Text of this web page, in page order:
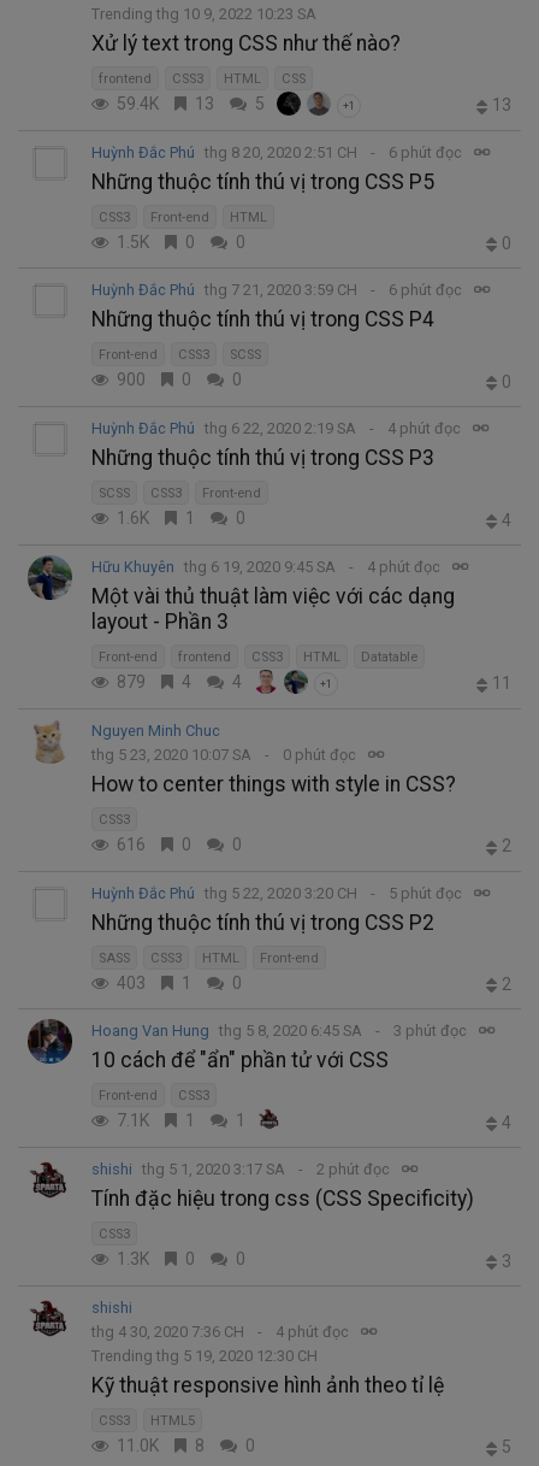
Trending thg 10 9, 2022 10:23 SA
Xử lý text trong CSS như thế nào?
frontend CSS3 HTML CSS
59.4K 13 5 +1 13
Huỳnh Đắc Phú thg 8 20, 2020 2:51 CH 6 phút đọc
Những thuộc tính thú vị trong CSS P5
CSS3 Front-end HTML
1.5K 0 0 0
Huỳnh Đắc Phú thg 7 21, 2020 3:59 CH 6 phút đọc
Những thuộc tính thú vị trong CSS P4
Front-end CSS3 SCSS
900 0 0 0
Huỳnh Đắc Phú thg 6 22, 2020 2:19 SA 4 phút đọc
Những thuộc tính thú vị trong CSS P3
SCSS CSS3 Front-end
1.6K 1 0 4
Hữu Khuyên thg 6 19, 2020 9:45 SA 4 phút đọc
Một vài thủ thuật làm việc với các dạng
layout - Phần 3
Front-end frontend CSS3 HTML Datatable
879 4 4 +1 11
Nguyen Minh Chuc
thg 5 23, 2020 10:07 SA
0 phút đọc
How to center things with style in CSS?
CSS3
616 0 0 2
Huỳnh Đắc Phú thg 5 22, 2020 3:20 CH 5 phút đọc
Những thuộc tính thú vị trong CSS P2
SASS CSS3 HTML Front-end
403 1 0 2
Hoang Van Hung thg 5 8, 2020 6:45 SA 3 phút đọc
10 cách để "ẩn" phần tử với CSS
Front-end CSS3
7.1K 1 1 4
shishi thg 5 1, 2020 3:17 SA 2 phút đọc
Tính đặc hiệu trong css (CSS Specificity)
CSS3
1.3K 0 0 3
shishi
thg 4 30, 2020 7:36 CH
4 phút đọc
Trending thg 5 19, 2020 12:30 CH
Kỹ thuật responsive hình ảnh theo tỉ lệ
CSS3 HTML5
11.0K 8 0 5